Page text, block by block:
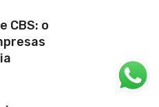
CBS: o